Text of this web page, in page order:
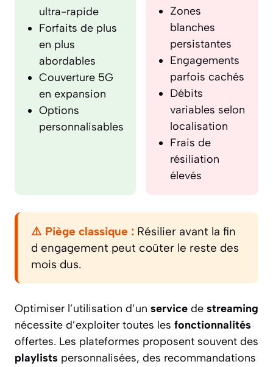
ultra-rapide
Forfaits de plus
en plus
abordables
Couverture 5G
en expansion
Options
personnalisables
Zones
blanches
persistantes
Engagements
parfois cachés
Débits
variables selon
localisation
Frais de
résiliation
élevés
⚠️ Piège classique : Résilier avant la fin
d engagement peut coûter le reste des
mois dus.
Optimiser l’utilisation d’un service de streaming
nécessite d’exploiter toutes les fonctionnalités
offertes. Les plateformes proposent souvent des
playlists personnalisées, des recommandations